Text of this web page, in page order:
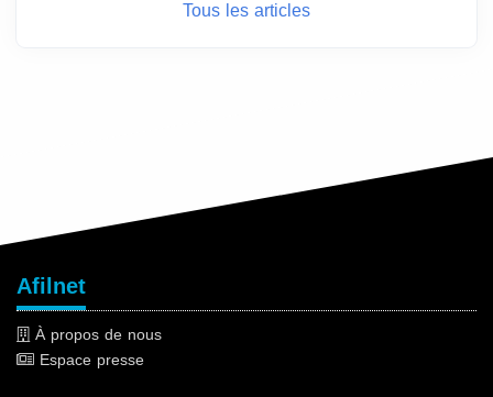
Tous les articles
Afilnet
À propos de nous
Espace presse